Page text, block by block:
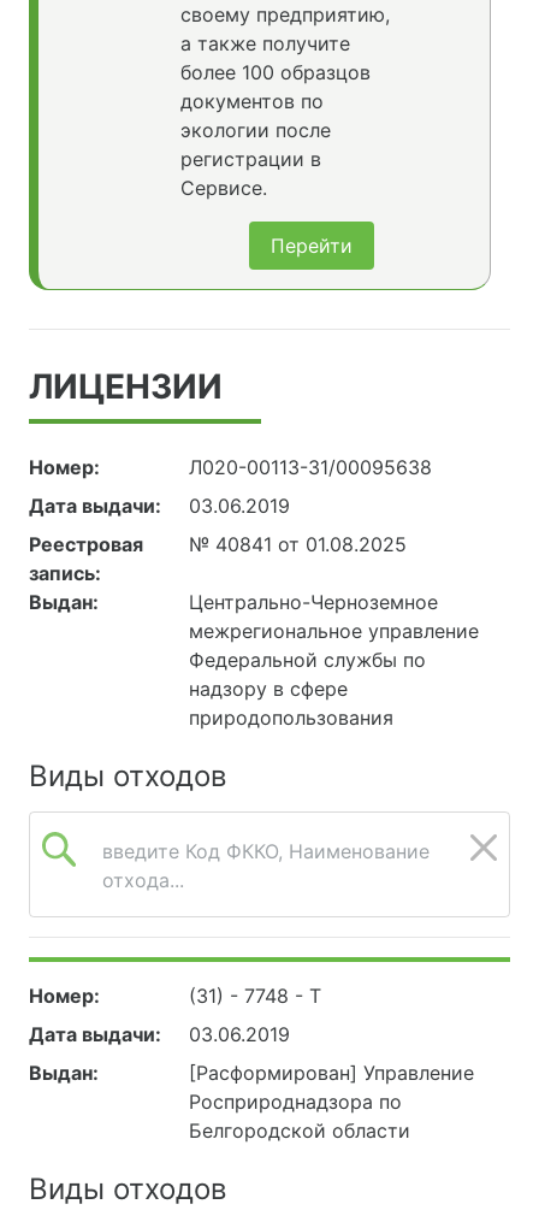
своему предприятию,
а также получите
более 100 образцов
документов по
экологии после
регистрации в
Сервисе.
Перейти
ЛИЦЕНЗИИ
Номер:
Л020-00113-31/00095638
Дата выдачи:
03.06.2019
Реестровая
запись:
№ 40841 от 01.08.2025
Выдан:
Центрально-Черноземное
межрегиональное управление
Федеральной службы по
надзору в сфере
природопользования
Виды отходов
введите Код ФККО, Наименование
отхода...
Номер:
(31) - 7748 - Т
Дата выдачи:
03.06.2019
Выдан:
[Расформирован] Управление
Росприроднадзора по
Белгородской области
Виды отходов